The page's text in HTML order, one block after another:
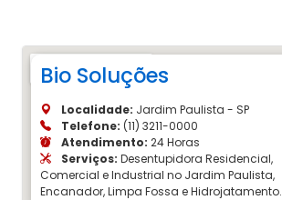
Bio Soluções
Localidade: Jardim Paulista - SP
Telefone: (11) 3211-0000
Atendimento: 24 Horas
Serviços: Desentupidora Residencial,
Comercial e Industrial no Jardim Paulista,
Encanador, Limpa Fossa e Hidrojatamento.